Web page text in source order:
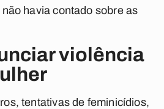
havia contado sobre as
violência
tentativas de feminicídios,